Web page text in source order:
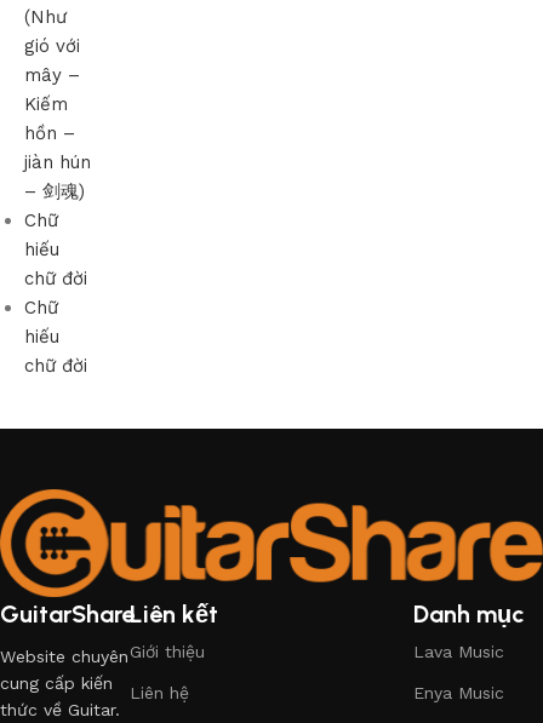
(Như
gió với
mây –
Kiếm
hồn –
jiàn hún
– 剑魂)
Chữ
hiếu
chữ đời
Chữ
hiếu
chữ đời
GuitarShare
Website chuyên
cung cấp kiến
thức về Guitar.
Liên kết
Giới thiệu
Liên hệ
Danh mục
Lava Music
Enya Music